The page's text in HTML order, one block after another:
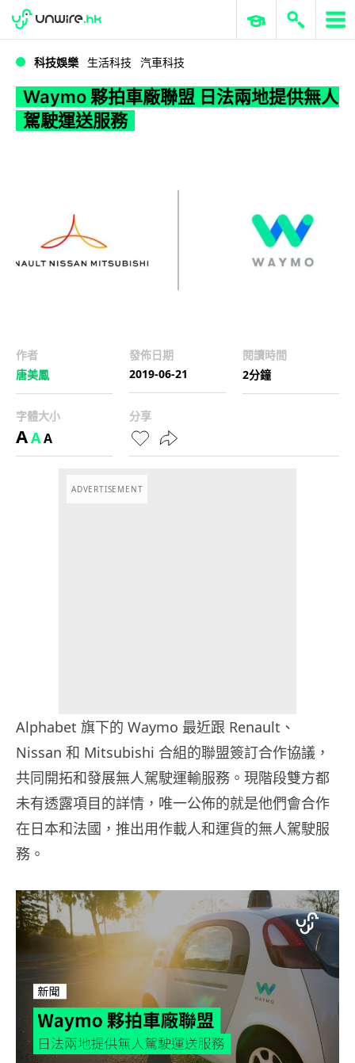
WWDC 2026 ERP 與商業 AI
科技娛樂 生活科技 汽車科技
Waymo 夥拍車廠聯盟 日法兩地提供無人
駕駛運送服務
作者
唐美鳳
發佈日期
2019-06-21
閱讀時間
2分鐘
字體大小
AAA
分享
ADVERTISEMENT
Alphabet 旗下的 Waymo 最近跟 Renault、
Nissan 和 Mitsubishi 合組的聯盟簽訂合作協議，
共同開拓和發展無人駕駛運輸服務。現階段雙方都
未有透露項目的詳情，唯一公佈的就是他們會合作
在日本和法國，推出用作載人和運貨的無人駕駛服
務。